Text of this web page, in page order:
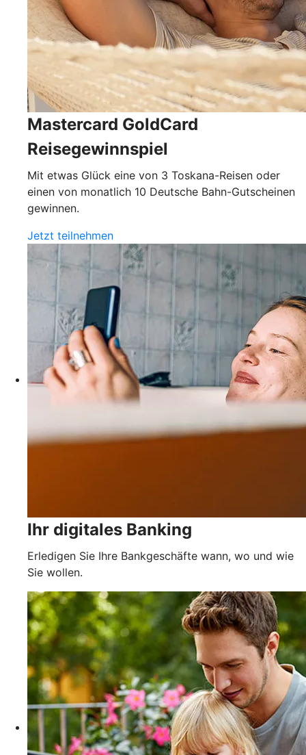
Mastercard GoldCard
Reisegewinnspiel
Mit etwas Glück eine von 3 Toskana-Reisen oder
einen von monatlich 10 Deutsche Bahn-Gutscheinen
gewinnen.
Jetzt teilnehmen
Ihr digitales Banking
Erledigen Sie Ihre Bankgeschäfte wann, wo und wie
Sie wollen.